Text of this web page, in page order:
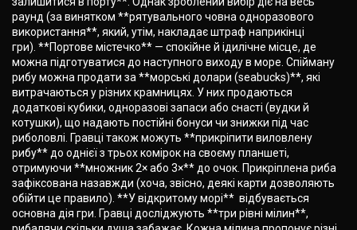
раунд (за винятком **рятувального човна одноразового
використання**, який, утім, накладає штраф наприкінці
гри). **Портове містечко** — спокійне й ідилічне місце, де
можна підготуватися до наступного виходу в море. Спійману
рибу можна продати за **морські долари (seabucks)**, які
витрачаються у різних крамницях. У них продаються
додаткові кубики, одноразові запаси або снасті (вудки й
котушки), що надають постійні бонуси чи знижки під час
риболовлі. Гравці також можуть **прикріпити виловлену
рибу** до однієї з трьох комірок на своєму планшеті,
отримуючи **множник 2× або 3×** до очок. Прикріплена риба
зафіксована назавжди (хоча, звісно, деякі карти дозволяють
обійти це правило). **У відкритому морі** відбувається
основна дія гри. Гравці досліджують **три рівні мілин**,